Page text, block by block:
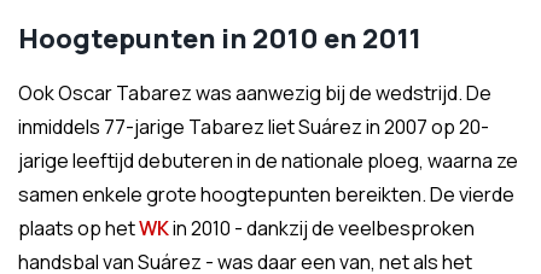
Hoogtepunten in 2010 en 2011
Ook Oscar Tabarez was aanwezig bij de wedstrijd. De
inmiddels 77-jarige Tabarez liet Suárez in 2007 op 20-
jarige leeftijd debuteren in de nationale ploeg, waarna ze
samen enkele grote hoogtepunten bereikten. De vierde
plaats op hetWKin 2010 - dankzij de veelbesproken
handsbal van Suárez - was daar een van, net als het